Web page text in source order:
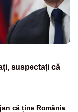
suspectați că
că ține România